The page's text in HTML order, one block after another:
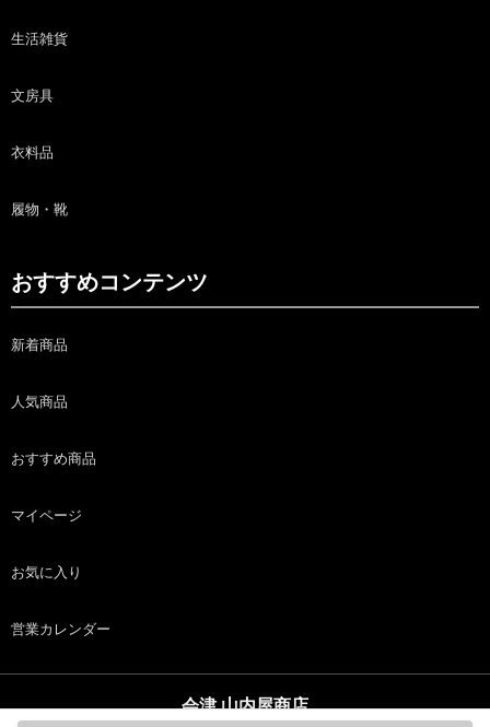
生活雑貨
文房具
衣料品
履物・靴
おすすめコンテンツ
新着商品
人気商品
おすすめ商品
マイページ
お気に入り
営業カレンダー
会津 山内屋商店